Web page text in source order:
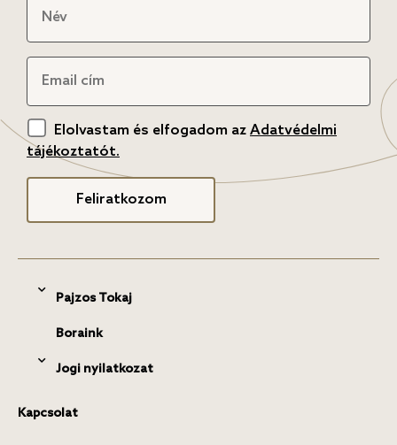
Elolvastam és elfogadom az Adatvédelmi
tájékoztatót.
Feliratkozom
Pajzos Tokaj
Boraink
Jogi nyilatkozat
Kapcsolat